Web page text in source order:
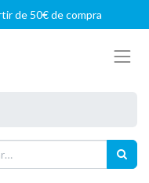
de 50€ de compra